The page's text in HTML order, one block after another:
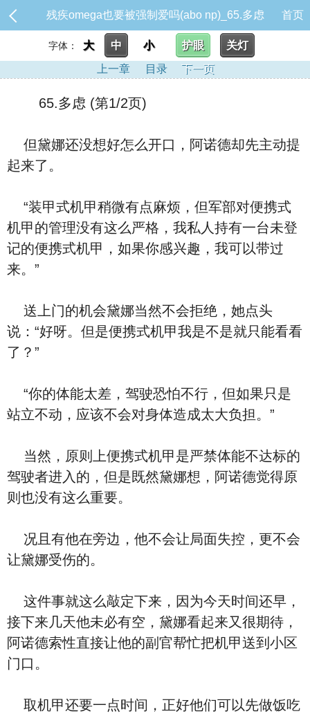
残疾omega也要被强制爱吗(abo np)_65.多虑 首页
字体： 大 中 小 护眼
关灯
上一章
目录 下一页
65.多虑 (第1/2页)
但黛娜还没想好怎么开口，阿诺德却先主动提
起来了。
“装甲式机甲稍微有点麻烦，但军部对便携式
机甲的管理没有这么严格，我私人持有一台未登
记的便携式机甲，如果你感兴趣，我可以带过
来。”
送上门的机会黛娜当然不会拒绝，她点头
说：“好呀。但是便携式机甲我是不是就只能看看
了？”
“你的体能太差，驾驶恐怕不行，但如果只是
站立不动，应该不会对身体造成太大负担。”
当然，原则上便携式机甲是严禁体能不达标的
驾驶者进入的，但是既然黛娜想，阿诺德觉得原
则也没有这么重要。
况且有他在旁边，他不会让局面失控，更不会
让黛娜受伤的。
这件事就这么敲定下来，因为今天时间还早，
接下来几天他未必有空，黛娜看起来又很期待，
阿诺德索性直接让他的副官帮忙把机甲送到小区
门口。
取机甲还要一点时间，正好他们可以先做饭吃